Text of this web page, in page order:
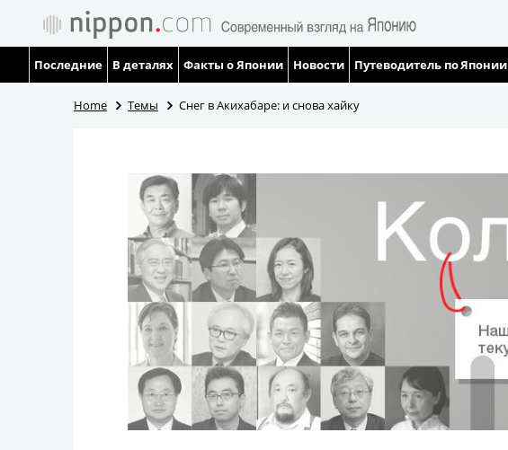
Последние В деталях Факты о Японии Новости Путеводитель по Японии
Home Темы Снег в Акихабаре: и снова хайку